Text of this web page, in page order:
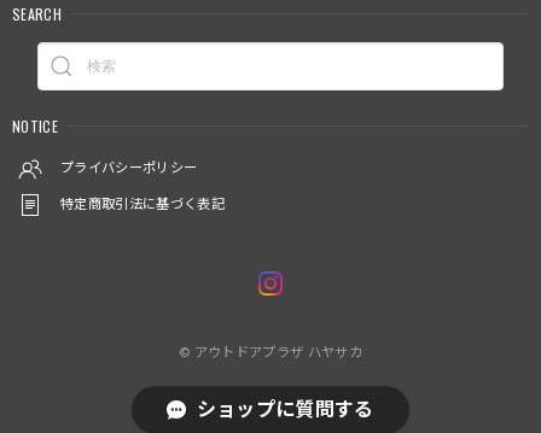
SEARCH
NOTICE
プライバシーポリシー
特定商取引法に基づく表記
© アウトドアプラザ ハヤサカ
ショップに質問する